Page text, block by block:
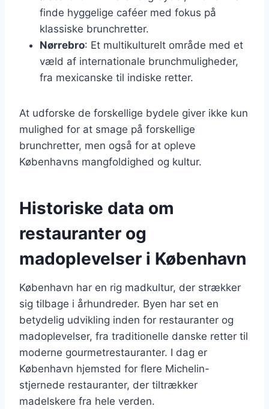
finde hyggelige caféer med fokus på
klassiske brunchretter.
Nørrebro: Et multikulturelt område med et
væld af internationale brunchmuligheder,
fra mexicanske til indiske retter.
At udforske de forskellige bydele giver ikke kun
mulighed for at smage på forskellige
brunchretter, men også for at opleve
Københavns mangfoldighed og kultur.
Historiske data om
restauranter og
madoplevelser i København
København har en rig madkultur, der strækker
sig tilbage i århundreder. Byen har set en
betydelig udvikling inden for restauranter og
madoplevelser, fra traditionelle danske retter til
moderne gourmetrestauranter. I dag er
København hjemsted for flere Michelin-
stjernede restauranter, der tiltrækker
madelskere fra hele verden.